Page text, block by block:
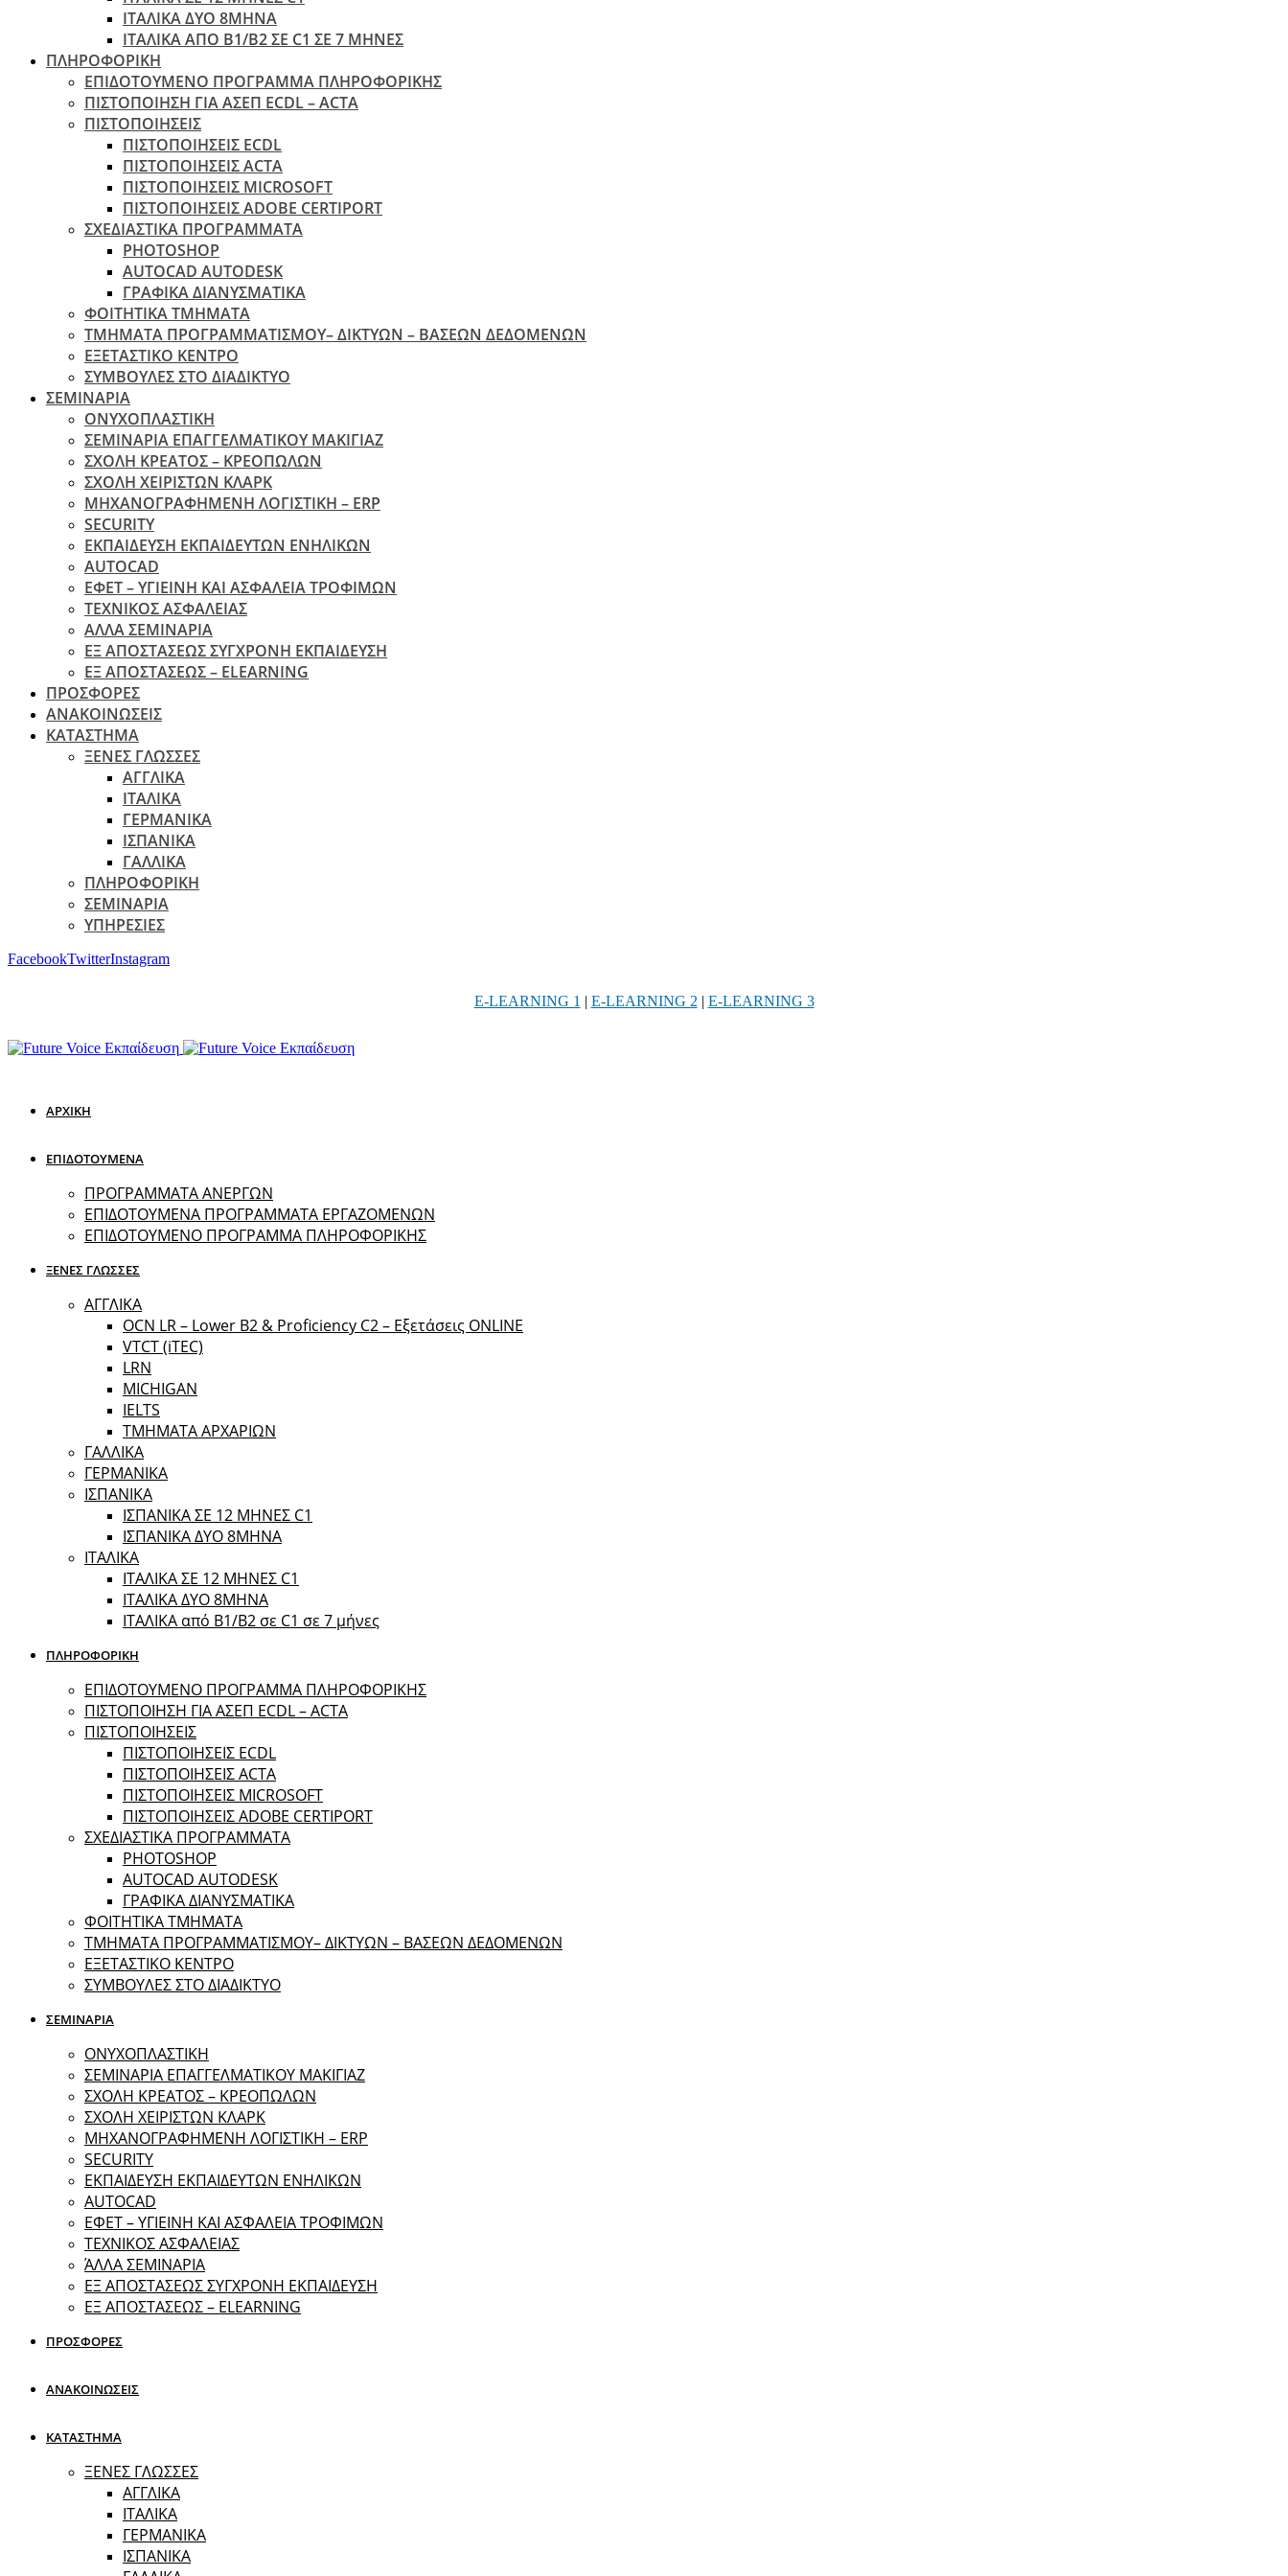
ΙΤΑΛΙΚΑ ΔΥΟ 8ΜΗΝΑ
ΙΤΑΛΙΚΑ ΑΠΌ B1/B2 ΣΕ C1 ΣΕ 7 ΜΉΝΕΣ
ΠΛΗΡΟΦΟΡΙΚΗ
ΕΠΙΔΟΤΟΥΜΕΝΟ ΠΡΟΓΡΑΜΜΑ ΠΛΗΡΟΦΟΡΙΚΗΣ
ΠIΣΤΟΠΟΙΗΣΗ ΓΙΑ ΑΣΕΠ ECDL – ACTA
ΠΙΣΤΟΠΟΙΗΣΕΙΣ
ΠΙΣΤΟΠΟΙΗΣΕΙΣ ECDL
ΠΙΣΤΟΠΟΙΗΣΕΙΣ ACTA
ΠΙΣΤΟΠΟΙΗΣΕΙΣ MICROSOFT
ΠΙΣΤΟΠΟΙΗΣΕΙΣ ADOBE CERTIPORT
ΣΧΕΔΙΑΣΤΙΚΑ ΠΡΟΓΡΑΜΜΑΤΑ
PHOTOSHOP
AUTOCAD AUTODESK
ΓΡΑΦΙΚΑ ΔΙΑΝΥΣΜΑΤΙΚΑ
ΦΟΙΤΗΤΙΚΑ ΤΜΗΜΑΤΑ
ΤΜΗΜΑΤΑ ΠΡΟΓΡΑΜΜΑΤΙΣΜΟΥ– ΔΙΚΤΥΩΝ – ΒΑΣΕΩΝ ΔΕΔΟΜΕΝΩΝ
ΕΞΕΤΑΣΤΙΚΟ ΚΕΝΤΡΟ
ΣΥΜΒΟΥΛΕΣ ΣΤΟ ΔΙΑΔΙΚΤΥΟ
ΣΕΜΙΝΑΡΙΑ
ΟΝΥΧΟΠΛΑΣΤΙΚΗ
ΣΕΜΙΝΑΡΙΑ ΕΠΑΓΓΕΛΜΑΤΙΚΟΥ ΜΑΚΙΓΙΑΖ
ΣΧΟΛΗ ΚΡΕΑΤΟΣ – ΚΡΕΟΠΩΛΩΝ
ΣΧΟΛΗ ΧΕΙΡΙΣΤΩΝ ΚΛΑΡΚ
ΜΗΧΑΝΟΓΡΑΦΗΜΕΝΗ ΛΟΓΙΣΤΙΚΗ – ERP
SECURITY
ΕΚΠΑΙΔΕΥΣΗ ΕΚΠΑΙΔΕΥΤΩΝ ΕΝΗΛΙΚΩΝ
ΑUTOCAD
ΕΦΕΤ – ΥΓΙΕΙΝΗ ΚΑΙ ΑΣΦΑΛΕΙΑ ΤΡΟΦΙΜΩΝ
ΤΕΧΝΙΚΟΣ ΑΣΦΑΛΕΙΑΣ
ΆΛΛΑ ΣΕΜΙΝΑΡΙΑ
EΞ ΑΠΟΣΤΑΣΕΩΣ ΣΥΓΧΡΟΝΗ ΕΚΠΑΙΔΕΥΣΗ
ΕΞ ΑΠΟΣΤΑΣΕΩΣ – ELEARNING
ΠΡΟΣΦΟΡΕΣ
ΑΝΑΚΟΙΝΩΣΕΙΣ
ΚΑΤΑΣΤΗΜΑ
ΞΕΝΕΣ ΓΛΩΣΣΕΣ
ΑΓΓΛΙΚΑ
ΙΤΑΛΙΚΑ
ΓΕΡΜΑΝΙΚΑ
ΙΣΠΑΝΙΚΑ
ΓΑΛΛΙΚΑ
ΠΛΗΡΟΦΟΡΙΚΗ
ΣΕΜΙΝΑΡΙΑ
ΥΠΗΡΕΣΙΕΣ
FacebookTwitterInstagram
E-LEARNING 1 | E-LEARNING 2 | E-LEARNING 3
ΑΡΧΙΚΗ
ΕΠΙΔΟΤΟΥΜΕΝΑ
ΠΡΟΓΡΑΜΜΑΤΑ ΑΝΕΡΓΩΝ
ΕΠΙΔΟΤΟΥΜΕΝΑ ΠΡΟΓΡΑΜΜΑΤΑ ΕΡΓΑΖΟΜΕΝΩΝ
ΕΠΙΔΟΤΟΥΜΕΝΟ ΠΡΟΓΡΑΜΜΑ ΠΛΗΡΟΦΟΡΙΚΗΣ
ΞΕΝΕΣ ΓΛΩΣΣΕΣ
ΑΓΓΛΙΚΑ
OCN LR – Lower B2 & Proficiency C2 – Εξετάσεις ONLINE
VTCT (iTEC)
LRN
MICHIGAN
IELTS
ΤΜΗΜΑΤΑ ΑΡΧΑΡΙΩΝ
ΓΑΛΛΙΚΑ
ΓΕΡΜΑΝΙΚΑ
ΙΣΠΑΝΙΚΑ
ΙΣΠΑΝΙΚΑ ΣΕ 12 ΜΗΝΕΣ C1
ΙΣΠΑΝΙΚΑ ΔΥΟ 8ΜΗΝΑ
ΙΤΑΛΙΚΑ
ΙΤΑΛΙΚΑ ΣΕ 12 ΜΗΝΕΣ C1
ΙΤΑΛΙΚΑ ΔΥΟ 8ΜΗΝΑ
ΙΤΑΛΙΚΑ από B1/B2 σε C1 σε 7 μήνες
ΠΛΗΡΟΦΟΡΙΚΗ
ΕΠΙΔΟΤΟΥΜΕΝΟ ΠΡΟΓΡΑΜΜΑ ΠΛΗΡΟΦΟΡΙΚΗΣ
ΠIΣΤΟΠΟΙΗΣΗ ΓΙΑ ΑΣΕΠ ECDL – ACTA
ΠΙΣΤΟΠΟΙΗΣΕΙΣ
ΠΙΣΤΟΠΟΙΗΣΕΙΣ ECDL
ΠΙΣΤΟΠΟΙΗΣΕΙΣ ACTA
ΠΙΣΤΟΠΟΙΗΣΕΙΣ MICROSOFT
ΠΙΣΤΟΠΟΙΗΣΕΙΣ ADOBE CERTIPORT
ΣΧΕΔΙΑΣΤΙΚΑ ΠΡΟΓΡΑΜΜΑΤΑ
PHOTOSHOP
AUTOCAD AUTODESK
ΓΡΑΦΙΚΑ ΔΙΑΝΥΣΜΑΤΙΚΑ
ΦΟΙΤΗΤΙΚΑ ΤΜΗΜΑΤΑ
ΤΜΗΜΑΤΑ ΠΡΟΓΡΑΜΜΑΤΙΣΜΟΥ– ΔΙΚΤΥΩΝ – ΒΑΣΕΩΝ ΔΕΔΟΜΕΝΩΝ
ΕΞΕΤΑΣΤΙΚΟ ΚΕΝΤΡΟ
ΣΥΜΒΟΥΛΕΣ ΣΤΟ ΔΙΑΔΙΚΤΥΟ
ΣΕΜΙΝΑΡΙΑ
ΟΝΥΧΟΠΛΑΣΤΙΚΗ
ΣΕΜΙΝΑΡΙΑ ΕΠΑΓΓΕΛΜΑΤΙΚΟΥ ΜΑΚΙΓΙΑΖ
ΣΧΟΛΗ ΚΡΕΑΤΟΣ – ΚΡΕΟΠΩΛΩΝ
ΣΧΟΛΗ ΧΕΙΡΙΣΤΩΝ ΚΛΑΡΚ
ΜΗΧΑΝΟΓΡΑΦΗΜΕΝΗ ΛΟΓΙΣΤΙΚΗ – ERP
SECURITY
ΕΚΠΑΙΔΕΥΣΗ ΕΚΠΑΙΔΕΥΤΩΝ ΕΝΗΛΙΚΩΝ
ΑUTOCAD
ΕΦΕΤ – ΥΓΙΕΙΝΗ ΚΑΙ ΑΣΦΑΛΕΙΑ ΤΡΟΦΙΜΩΝ
ΤΕΧΝΙΚΟΣ ΑΣΦΑΛΕΙΑΣ
ΆΛΛΑ ΣΕΜΙΝΑΡΙΑ
EΞ ΑΠΟΣΤΑΣΕΩΣ ΣΥΓΧΡΟΝΗ ΕΚΠΑΙΔΕΥΣΗ
ΕΞ ΑΠΟΣΤΑΣΕΩΣ – ELEARNING
ΠΡΟΣΦΟΡΕΣ
ΑΝΑΚΟΙΝΩΣΕΙΣ
ΚΑΤΑΣΤΗΜΑ
ΞΕΝΕΣ ΓΛΩΣΣΕΣ
ΑΓΓΛΙΚΑ
ΙΤΑΛΙΚΑ
ΓΕΡΜΑΝΙΚΑ
ΙΣΠΑΝΙΚΑ